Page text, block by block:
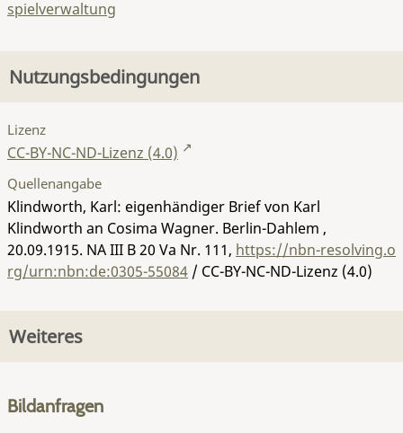
spielverwaltung
Nutzungsbedingungen
Lizenz
CC-BY-NC-ND-Lizenz (4.0)
Quellenangabe
Klindworth, Karl: eigenhändiger Brief von Karl
Klindworth an Cosima Wagner. Berlin-Dahlem ,
20.09.1915. NA III B 20 Va Nr. 111, https://nbn-resolving.o
rg/urn:nbn:de:0305-55084 / CC-BY-NC-ND-Lizenz (4.0)
Weiteres
Bildanfragen